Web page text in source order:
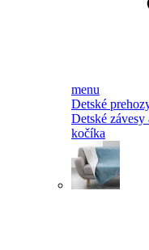
menu
Detské
Detské závesy
kočíka